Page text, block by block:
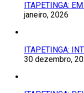
ITAPETINGA:
janeiro, 2026
ITAPETINGA:
30 dezembro,